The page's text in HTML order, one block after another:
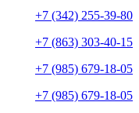
+7 (342) 255-39-80
+7 (863) 303-40-15
+7 (985) 679-18-05
+7 (985) 679-18-05